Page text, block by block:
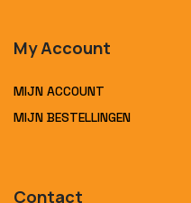
My Account
MIJN ACCOUNT
MIJN BESTELLINGEN
Contact